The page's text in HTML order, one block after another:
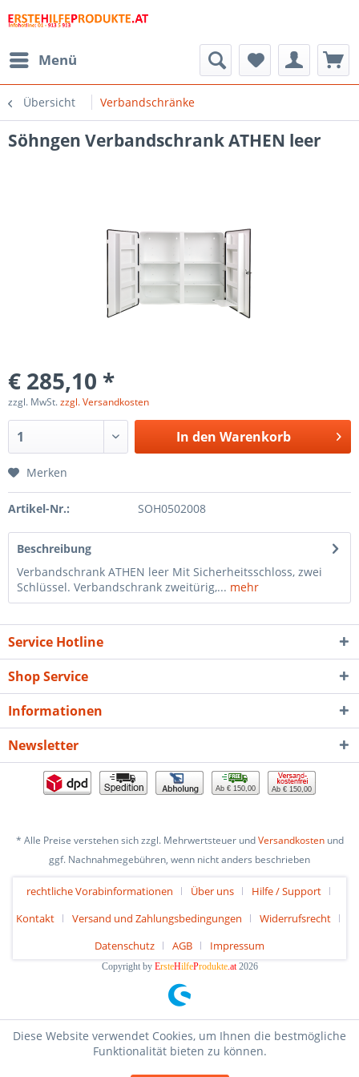
Menü
Übersicht Verbandschränke
Söhngen Verbandschrank ATHEN leer
€ 285,10 *
zzgl. MwSt.zzgl. Versandkosten
In den Warenkorb
Merken
Artikel-Nr.: SOH0502008
Beschreibung
Verbandschrank ATHEN leer Mit Sicherheitsschloss, zwei
Schlüssel. Verbandschrank zweitürig,... mehr
Service Hotline
Shop Service
Informationen
Newsletter
Ab € 150,00 Ab € 150,00
* Alle Preise verstehen sich zzgl. Mehrwertsteuer undVersandkostenund
ggf. Nachnahmegebühren, wenn nicht anders beschrieben
rechtliche Vorabinformationen Über uns
Hilfe / Support
Kontakt
Versand und Zahlungsbedingungen
Widerrufsrecht
Datenschutz
AGB Impressum
Copyright by ErsteHilfeProdukte.at2026
Diese Website verwendet Cookies, um Ihnen die bestmögliche
Funktionalität bieten zu können.